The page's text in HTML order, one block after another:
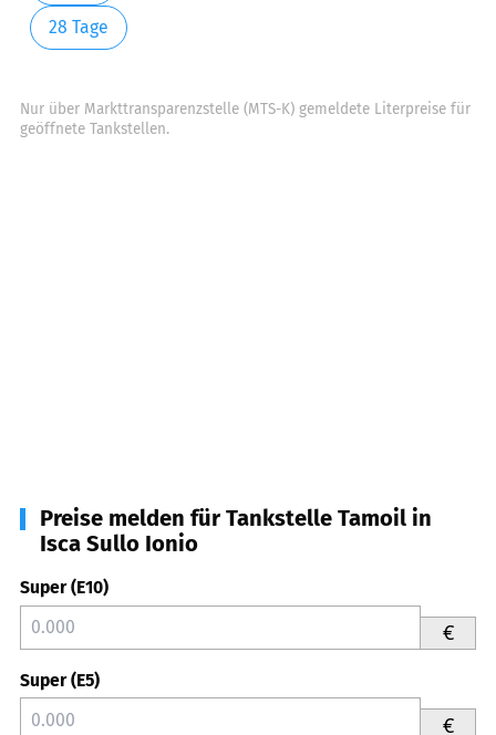
28 Tage
Nur über Markttransparenzstelle (MTS-K) gemeldete Literpreise für
geöffnete Tankstellen.
Preise melden für Tankstelle Tamoil in
Isca Sullo Ionio
Super (E10)
€
Super (E5)
€